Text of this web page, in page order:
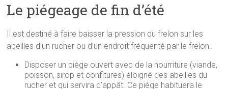
Le piégeage de fin d’été
Il est destiné à faire baisser la pression du frelon sur les
abeilles d’un rucher ou d’un endroit fréquenté par le frelon.
Disposer un piège ouvert avec de la nourriture (viande,
poisson, sirop et confitures) éloigné des abeilles du
rucher et qui servira d’appât. Ce piège habituera le